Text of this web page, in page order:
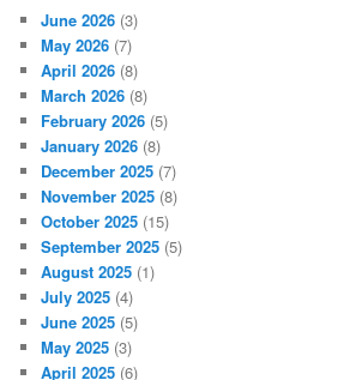
June 2026 (3)
May 2026 (7)
April 2026 (8)
March 2026 (8)
February 2026 (5)
January 2026 (8)
December 2025 (7)
November 2025 (8)
October 2025 (15)
September 2025 (5)
August 2025 (1)
July 2025 (4)
June 2025 (5)
May 2025 (3)
April 2025 (6)